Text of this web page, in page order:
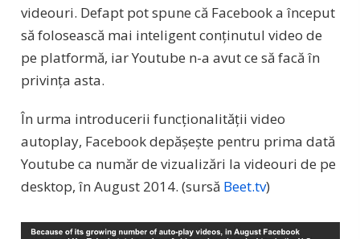
videouri. Defapt pot spune că Facebook a început
să folosească mai inteligent conținutul video de
pe platformă, iar Youtube n-a avut ce să facă în
privința asta.
În urma introducerii funcționalității video
autoplay, Facebook depășește pentru prima dată
Youtube ca număr de vizualizări la videouri de pe
desktop, în August 2014. (sursă Beet.tv)